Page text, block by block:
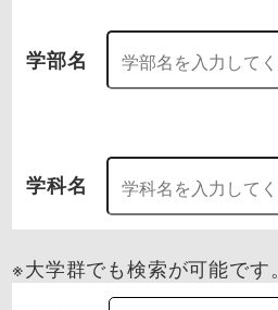
学部名
学科名
※大学群でも検索が可能です。